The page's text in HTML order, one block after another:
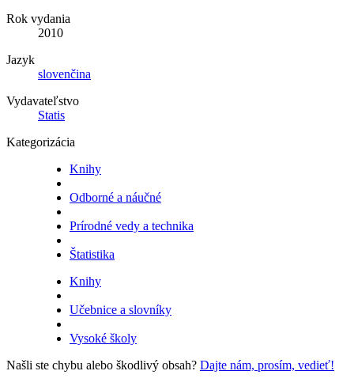
Rok vydania
2010
Jazyk
slovenčina
Vydavateľstvo
Statis
Kategorizácia
Knihy
Odborné a náučné
Prírodné vedy a technika
Štatistika
Knihy
Učebnice a slovníky
Vysoké školy
Našli ste chybu alebo škodlivý obsah? Dajte nám, prosím, vedieť!